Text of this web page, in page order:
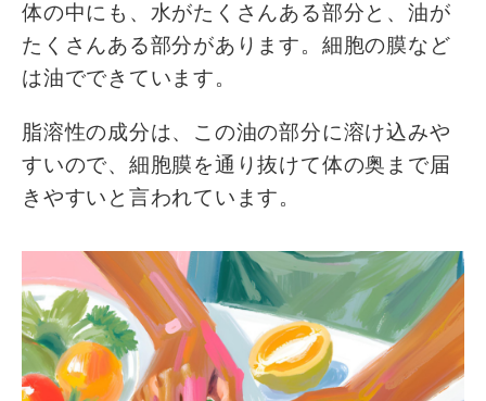
体の中にも、水がたくさんある部分と、油が
たくさんある部分があります。細胞の膜など
は油でできています。
脂溶性の成分は、この油の部分に溶け込みや
すいので、細胞膜を通り抜けて体の奥まで届
きやすいと言われています。